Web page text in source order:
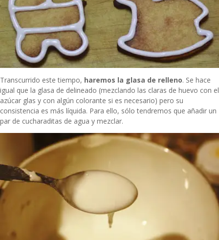
Transcurrido este tiempo, haremos la glasa de relleno. Se hace
igual que la glasa de delineado (mezclando las claras de huevo con el
azúcar glas y con algún colorante si es necesario) pero su
consistencia es más líquida. Para ello, sólo tendremos que añadir un
par de cucharaditas de agua y mezclar.